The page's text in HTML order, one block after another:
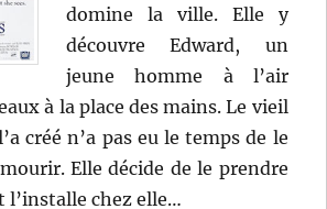
domine la ville. Elle y
découvre Edward, un
jeune homme à l’air
à la place des mains. Le vieil
créé n’a pas eu le temps de le
Elle décide de le prendre
l’installe chez elle…